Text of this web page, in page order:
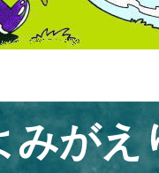
みがえ